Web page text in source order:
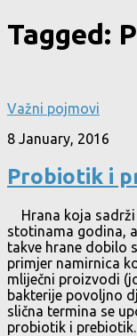
Tagged: P
Važni pojmovi
8 January, 2016
Probiotik i
Hrana koja sadrži
stotinama godina,
takve hrane dobilo
primjer namirnica
mliječni proizvodi
bakterije povoljno
slična termina se
probiotik i